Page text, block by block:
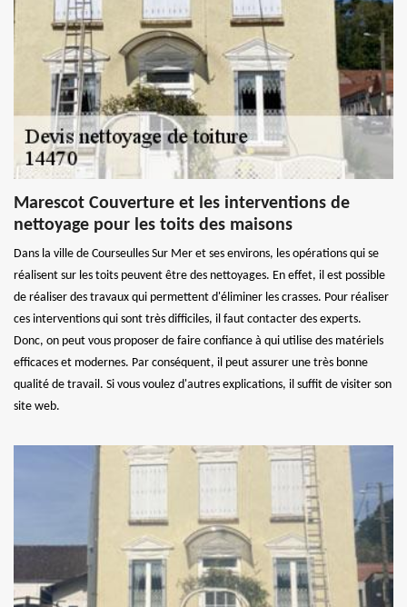
Marescot Couverture et les interventions de
nettoyage pour les toits des maisons
Dans la ville de Courseulles Sur Mer et ses environs, les opérations qui se
réalisent sur les toits peuvent être des nettoyages. En effet, il est possible
de réaliser des travaux qui permettent d'éliminer les crasses. Pour réaliser
ces interventions qui sont très difficiles, il faut contacter des experts.
Donc, on peut vous proposer de faire confiance à qui utilise des matériels
efficaces et modernes. Par conséquent, il peut assurer une très bonne
qualité de travail. Si vous voulez d'autres explications, il suffit de visiter son
site web.